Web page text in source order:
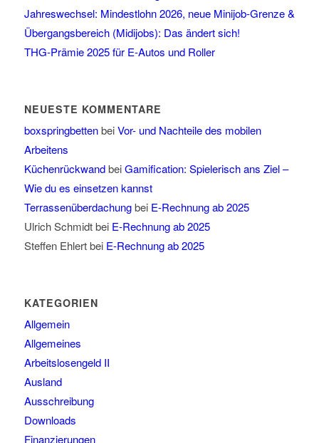
Jahreswechsel: Mindestlohn 2026, neue Minijob-Grenze &
Übergangsbereich (Midijobs): Das ändert sich!
THG-Prämie 2025 für E-Autos und Roller
NEUESTE KOMMENTARE
boxspringbettenbeiVor- und Nachteile des mobilen
Arbeitens
KüchenrückwandbeiGamification: Spielerisch ans Ziel –
Wie du es einsetzen kannst
Terrassenüberdachungbei E-Rechnung ab 2025
Ulrich Schmidtbei E-Rechnung ab 2025
Steffen Ehlertbei E-Rechnung ab 2025
KATEGORIEN
Allgemein
Allgemeines
Arbeitslosengeld II
Ausland
Ausschreibung
Downloads
Finanzierungen